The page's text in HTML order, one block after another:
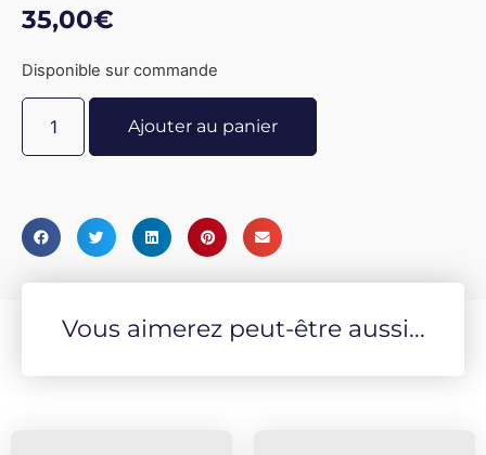
reliée
35,00€
Disponible sur commande
Ajouter au panier
Vous aimerez peut-être aussi...